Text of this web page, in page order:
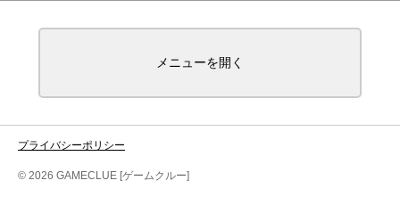
メニューを開く
プライバシーポリシー
© 2026 GAMECLUE [ゲームクルー]